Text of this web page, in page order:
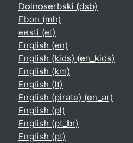
Dolnoserbski ‎(dsb)‎
Ebon ‎(mh)‎
eesti ‎(et)‎
English ‎(en)‎
English (kids) ‎(en_kids)‎
English ‎(km)‎
English ‎(lt)‎
English (pirate) ‎(en_ar)‎
English ‎(pl)‎
English ‎(pt_br)‎
English ‎(pt)‎